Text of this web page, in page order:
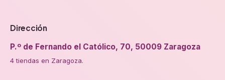
Dirección
P.º de Fernando el Católico, 70, 50009 Zaragoza
4 tiendas en Zaragoza.